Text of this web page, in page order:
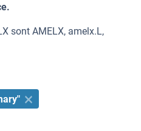
sont AMELX, amelx.L,